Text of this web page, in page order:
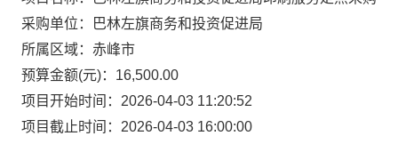
采购单位：巴林左旗商务和投资促进局
所属区域：赤峰市
预算金额(元)：16,500.00
项目开始时间：2026-04-03 11:20:52
项目截止时间：2026-04-03 16:00:00